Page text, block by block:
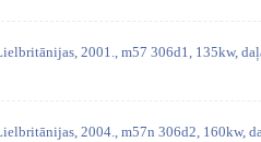
2001., m57 306d1, 135kw,
2004., m57n 306d2, 160kw,